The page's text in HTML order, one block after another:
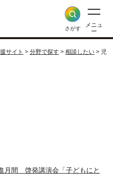
さがす
メニュ
ー
サイト > 分野で探す > 相談したい > 児
月間 啓発講演会「子どもにと